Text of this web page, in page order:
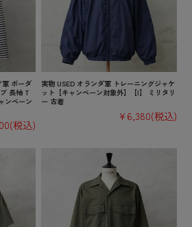
軍 ボーダ
長袖 T
ンペーン
(税込)
実物 USED オランダ軍 トレーニングジャケ
ット【キャンペーン対象外】【I】 ミリタリ
ー 古着
¥6,380(税込)